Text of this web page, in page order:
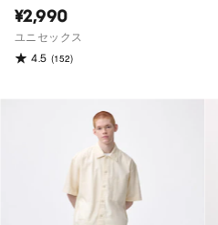
¥2,990
ユニセックス
4.5 (152)